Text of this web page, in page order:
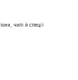
чилі й спеції